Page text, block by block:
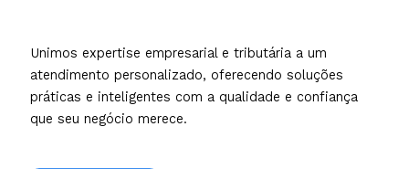
Unimos expertise empresarial e tributária a um
atendimento personalizado, oferecendo soluções
práticas e inteligentes com a qualidade e confiança
que seu negócio merece.